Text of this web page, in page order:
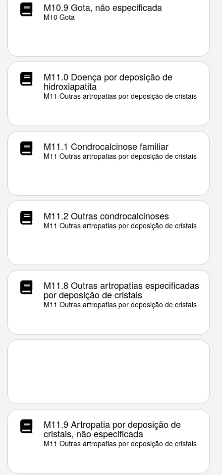
M10.9 Gota, não especificada
M10 Gota
M11.0 Doença por deposição de
hidroxiapatita
M11 Outras artropatias por deposição de cristais
M11.1 Condrocalcinose familiar
M11 Outras artropatias por deposição de cristais
M11.2 Outras condrocalcinoses
M11 Outras artropatias por deposição de cristais
M11.8 Outras artropatias especificadas
por deposição de cristais
M11 Outras artropatias por deposição de cristais
M11.9 Artropatia por deposição de
cristais, não especificada
M11 Outras artropatias por deposição de cristais